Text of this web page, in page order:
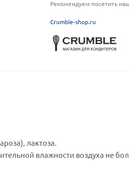
Рекомендуем посетить
Crumble-shop.ru
лактоза.
влажности воздуха не